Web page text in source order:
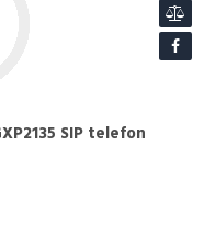
SIP telefon